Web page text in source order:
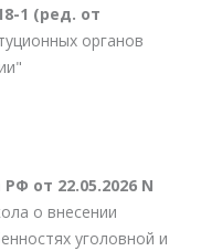
1 (ред. от
органов
от 22.05.2026 N
о внесении
уголовной и